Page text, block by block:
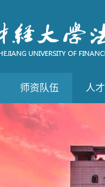
师资队伍 人